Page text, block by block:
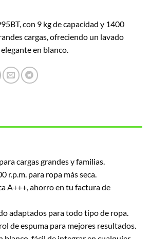
con 9 kg de capacidad y 1400
cargas, ofreciendo un lavado
en blanco.
cargas grandes y familias.
r.p.m. para ropa más seca.
A+++, ahorro en tu factura de
adaptados para todo tipo de ropa.
de espuma para mejores resultados.